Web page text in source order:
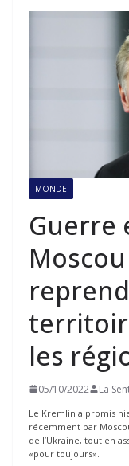
MONDE
Guerre
les
05/10/2022 La
Le Kremlin a promis
récemment par
de l’Ukraine, tout en
«pour toujours».